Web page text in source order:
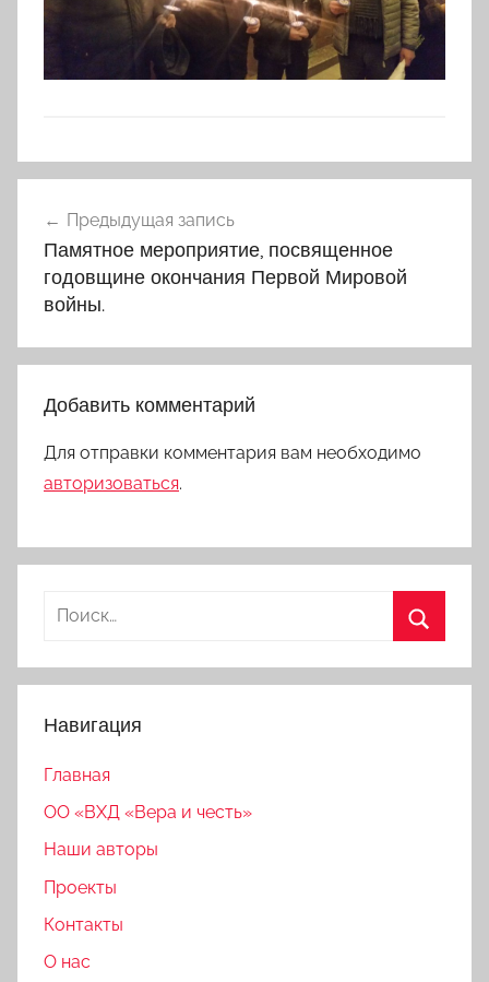
по
записям
Предыдущая запись
Памятное мероприятие, посвященное
годовщине окончания Первой Мировой
войны.
Добавить комментарий
Для отправки комментария вам необходимо
авторизоваться.
Найти:
Навигация
Главная
ОО «ВХД «Вера и честь»
Наши авторы
Проекты
Контакты
О нас